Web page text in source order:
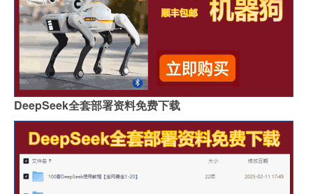
DeepSeek全套部署资料免费下载